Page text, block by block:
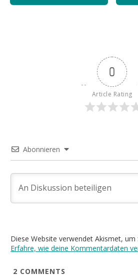
0
Article Rating
Abonnieren
Diese Website verwendet Akismet, um
Erfahre, wie deine Kommentardaten
2 COMMENTS